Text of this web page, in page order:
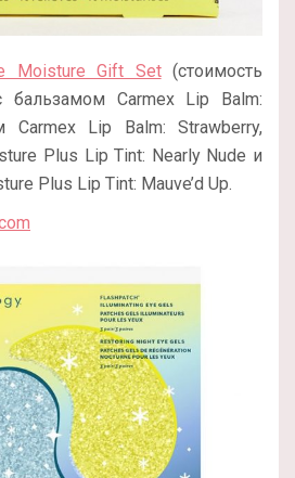
Moisture Gift Set(стоимость
Carmex Lip Balm:
Carmex Lip Balm: Strawberry,
Plus Lip Tint: Nearly Nude и
Plus Lip Tint: Mauve’d Up.